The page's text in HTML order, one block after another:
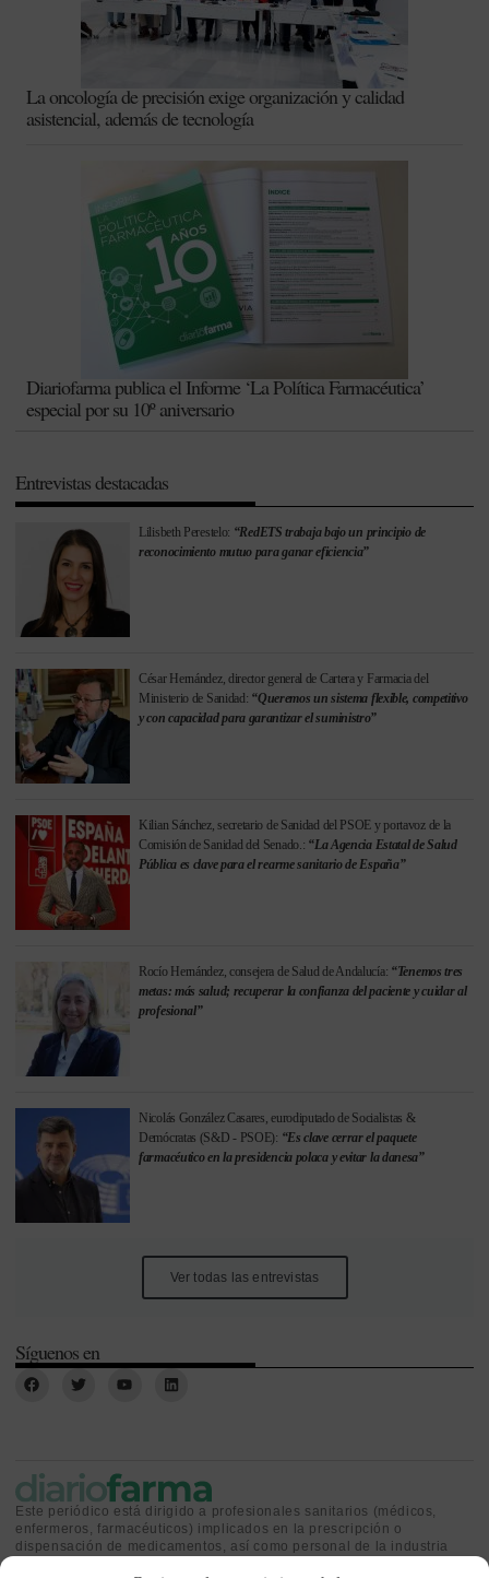
La oncología de precisión exige organización y calidad
asistencial, además de tecnología
Diariofarma publica el Informe ‘La Política Farmacéutica’
especial por su 10º aniversario
Entrevistas destacadas
Lilisbeth Perestelo: “RedETS trabaja bajo un principio de
reconocimiento mutuo para ganar eficiencia”
César Hernández, director general de Cartera y Farmacia del
Ministerio de Sanidad: “Queremos un sistema flexible, competitivo
y con capacidad para garantizar el suministro”
Kilian Sánchez, secretario de Sanidad del PSOE y portavoz de la
Comisión de Sanidad del Senado.: “La Agencia Estatal de Salud
Pública es clave para el rearme sanitario de España”
Rocío Hernández, consejera de Salud de Andalucía: “Tenemos tres
metas: más salud; recuperar la confianza del paciente y cuidar al
profesional”
Nicolás González Casares, eurodiputado de Socialistas &
Demócratas (S&D - PSOE): “Es clave cerrar el paquete
farmacéutico en la presidencia polaca y evitar la danesa”
Ver todas las entrevistas
Síguenos en
Este periódico está dirigido a profesionales sanitarios (médicos,
enfermeros, farmacéuticos) implicados en la prescripción o
dispensación de medicamentos, así como personal de la industria